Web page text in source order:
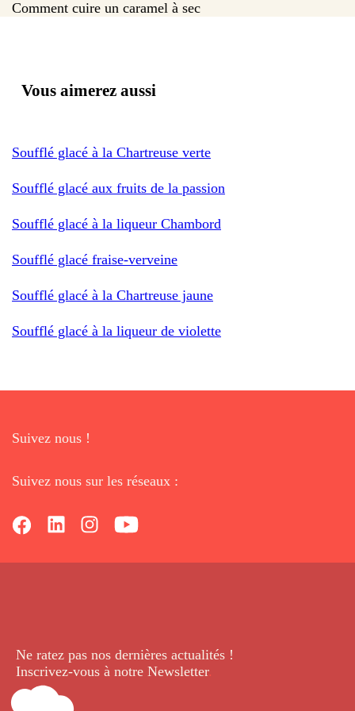
Comment cuire un caramel à sec
Vous aimerez aussi
Soufflé glacé à la Chartreuse verte
Soufflé glacé aux fruits de la passion
Soufflé glacé à la liqueur Chambord
Soufflé glacé fraise-verveine
Soufflé glacé à la Chartreuse jaune
Soufflé glacé à la liqueur de violette
Suivez nous !
Suivez nous sur les réseaux :
Ne ratez pas nos dernières actualités !
Inscrivez-vous à notre Newsletter.